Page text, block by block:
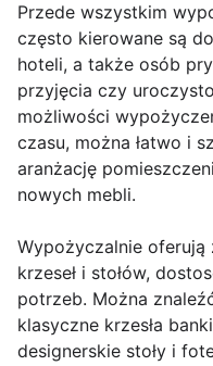
Przede wszystkim
często kierowane są
hoteli, a także osób
przyjęcia czy
możliwości
czasu, można łatwo i
aranżację
nowych mebli.
Wypożyczalnie
krzeseł i stołów,
potrzeb. Można
klasyczne krzesła
designerskie stoły i